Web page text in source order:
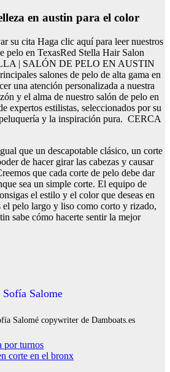
en austin para el color
su cita Haga clic aquí para leer nuestros
pelo en TexasRed Stella Hair Salon
| SALÓN DE PELO EN AUSTIN
salones de pelo de alta gama en
una atención personalizada a nuestra
y el alma de nuestro salón de pelo en
expertos estilistas, seleccionados por su
y la inspiración pura. CERCA
que un descapotable clásico, un corte
de hacer girar las cabezas y causar
que cada corte de pelo debe dar
sea un simple corte. El equipo de
el estilo y el color que deseas en
el pelo largo y liso como corto y rizado,
sabe cómo hacerte sentir la mejor
Sofía Salome
Salomé copywriter de Damboats.es
por turnos
corte en el bronx